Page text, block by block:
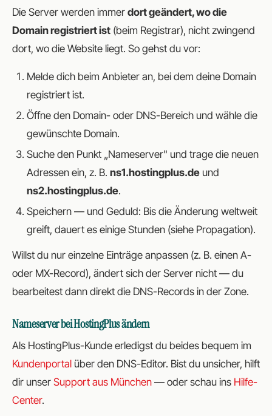
Die Server werden immer dort geändert, wo die
Domain registriert ist (beim Registrar), nicht zwingend
dort, wo die Website liegt. So gehst du vor:
Melde dich beim Anbieter an, bei dem deine Domain
registriert ist.
Öffne den Domain- oder DNS-Bereich und wähle die
gewünschte Domain.
Suche den Punkt „Nameserver" und trage die neuen
Adressen ein, z. B. ns1.hostingplus.de und
ns2.hostingplus.de.
Speichern — und Geduld: Bis die Änderung weltweit
greift, dauert es einige Stunden (siehe Propagation).
Willst du nur einzelne Einträge anpassen (z. B. einen A-
oder MX-Record), ändert sich der Server nicht — du
bearbeitest dann direkt die DNS-Records in der Zone.
Nameserver bei HostingPlus ändern
Als HostingPlus-Kunde erledigst du beides bequem im
Kundenportal über den DNS-Editor. Bist du unsicher, hilft
dir unser Support aus München — oder schau ins Hilfe-
Center.